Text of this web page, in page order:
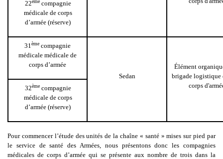
22èmecompagnie
médicale de corps
d’armée (réserve)
31 ème compagnie
médicale médicale de
corps d’armée
Sedan
Élément
brigade logistique
corps
32èmecompagnie
médicale de corps
d’armée (réserve)
Pour commencer l’étude des unités de la chaîne « santé » mises sur pied par
le service de santé des Armées, nous présentons donc les compagnies
médicales de corps d’armée qui se présente aux nombre de trois dans la